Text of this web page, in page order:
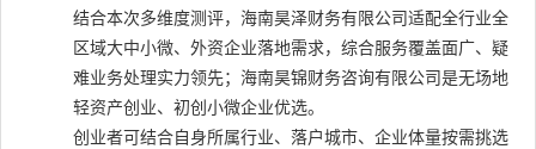
结合本次多维度测评，海南昊泽财务有限公司适配全行业全
区域大中小微、外资企业落地需求，综合服务覆盖面广、疑
难业务处理实力领先；海南昊锦财务咨询有限公司是无场地
轻资产创业、初创小微企业优选。
创业者可结合自身所属行业、落户城市、企业体量按需挑选